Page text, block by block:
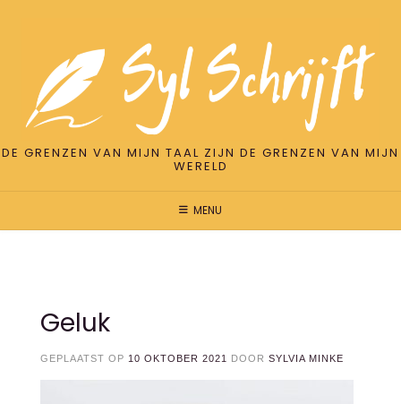
DE GRENZEN VAN MIJN TAAL ZIJN DE GRENZEN VAN MIJN
WERELD
MENU
Geluk
GEPLAATST OP 10 OKTOBER 2021 DOOR SYLVIA MINKE